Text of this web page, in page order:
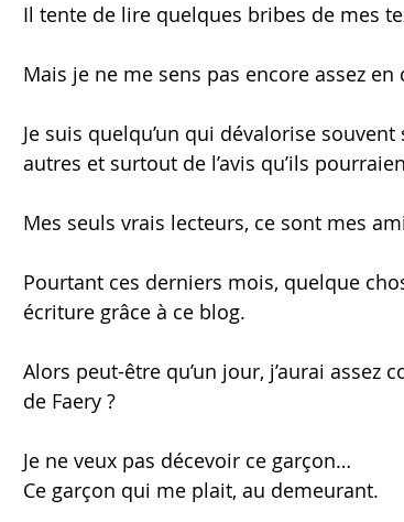
Il tente de lire quelques bribes de mes
Mais je ne me sens pas encore assez
Je suis quelqu’un qui dévalorise
autres et surtout de l’avis qu’ils
Mes seuls vrais lecteurs, ce sont mes
Pourtant ces derniers mois, quelque
écriture grâce à ce blog.
Alors peut-être qu’un jour, j’aurai assez
de Faery ?
Je ne veux pas décevoir ce garçon…
Ce garçon qui me plait, au demeurant.